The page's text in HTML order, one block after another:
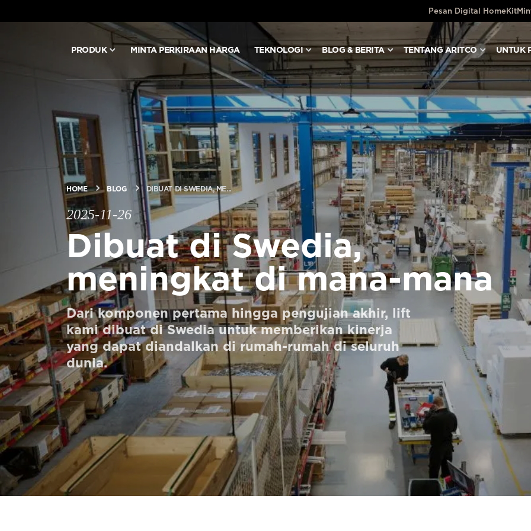
Pesan Digital HomeKit
PRODUK MINTA PERKIRAAN HARGA TEKNOLOGI BLOG & BERITA TENTANG ARITCO UNTUK
MINTA PERKIRAAN HARGA
TEKNOLOGI
BLOG & BERITA
TENTANG ARITCO
UNTUK PARA PROFESIONAL
Pesan Digital HomeKit
Minta perkiraan harga
Pendaftaran buletin
FAQ
Hubungi
HOME BLOG DIBUAT DI SWEDIA, ME...
2025-11-26
Dibuat di Swedia,
meningkat di mana-mana
Dari komponen pertama hingga pengujian akhir, lift
kami dibuat di Swedia untuk memberikan kinerja
yang dapat diandalkan di rumah-rumah di seluruh
dunia.